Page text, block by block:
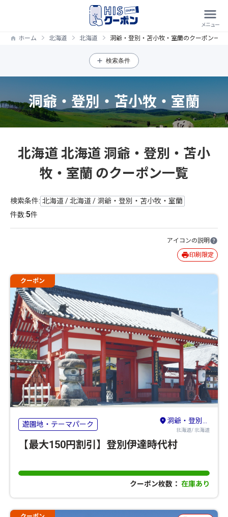
ホーム 北海道 北海道 洞爺・登別・苫小牧・室蘭のクーポン一覧
検索条件
洞爺・登別・苫小牧・室蘭
北海道 北海道 洞爺・登別・苫小
牧・室蘭 のクーポン一覧
検索条件: 北海道 / 北海道 / 洞爺・登別・苫小牧・室蘭
件数:5件
アイコンの説明
印刷限定
クーポン
遊園地・テーマパーク 洞爺・登別・苫小牧・室蘭
北海道/ 北海道
【最大150円割引】登別伊達時代村
クーポン枚数： 在庫あり